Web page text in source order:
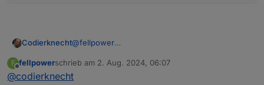
Codierknecht@fellpower
F
Offline
fellpowerschrieb am 2. Aug. 2024, 06:07
zuletzt editiert von
@codierknecht